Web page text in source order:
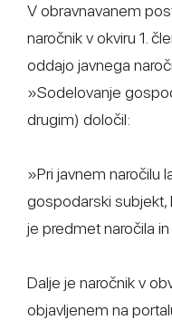
V obravnavanem
naročnik v okviru 1.
oddajo javnega
»Sodelovanje
drugim) določil:
»Pri javnem naročilu
gospodarski subjekt,
je predmet naročila
Dalje je naročnik v
objavljenem na